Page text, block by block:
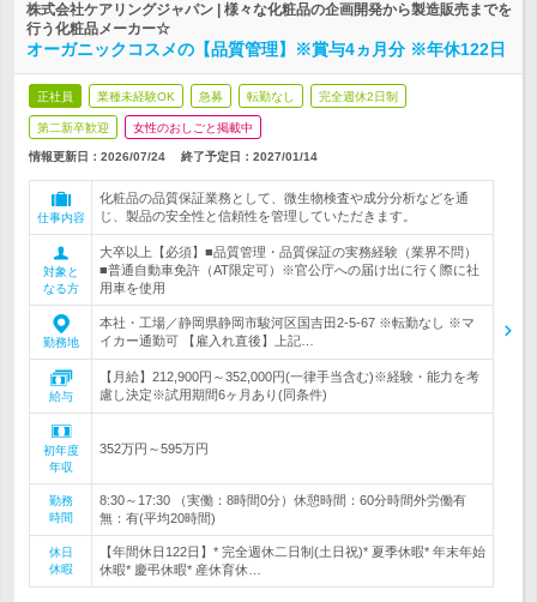
株式会社ケアリングジャパン | 様々な化粧品の企画開発から製造販売までを
行う化粧品メーカー☆
オーガニックコスメの【品質管理】※賞与4ヵ月分 ※年休122日
正社員 業種未経験OK 急募 転勤なし 完全週休2日制
第二新卒歓迎 女性のおしごと掲載中
情報更新日：2026/07/24 終了予定日： 2027/01/14
仕事内容
化粧品の品質保証業務として、微生物検査や成分分析などを通
じ、製品の安全性と信頼性を管理していただきます。
対象と
なる方
大卒以上【必須】■品質管理・品質保証の実務経験（業界不問）
■普通自動車免許（AT限定可）※官公庁への届け出に行く際に社
用車を使用
勤務地
本社・工場／静岡県静岡市駿河区国吉田2-5-67 ※転勤なし ※マ
イカー通勤可 【雇入れ直後】上記…
給与
【月給】212,900円～352,000円(一律手当含む)※経験・能力を考
慮し決定※試用期間6ヶ月あり(同条件)
初年度
年収
352万円～595万円
勤務
時間
8:30～17:30 （実働：8時間0分）休憩時間：60分時間外労働有
無：有(平均20時間)
休日
休暇
【年間休日122日】* 完全週休二日制(土日祝)* 夏季休暇* 年末年始
休暇* 慶弔休暇* 産休育休…